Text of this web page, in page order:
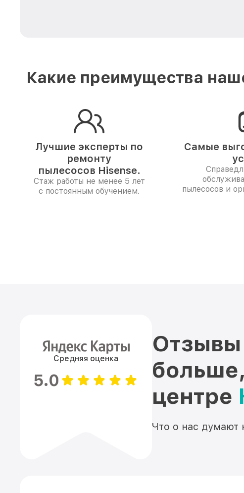
Какие преимущества
Лучшие эксперты по
ремонту
пылесосов Hisense.
Стаж работы не менее 5 лет
с постоянным обучением.
Самые
пылесосов и
Средняя оценка
5.0
Отзывы
центре
Что о нас думают